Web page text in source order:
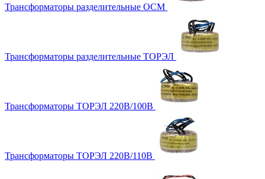
Трансформаторы разделительные ОСМ
Трансформаторы разделительные ТОРЭЛ
Трансформаторы ТОРЭЛ 220В/100В
Трансформаторы ТОРЭЛ 220В/110В